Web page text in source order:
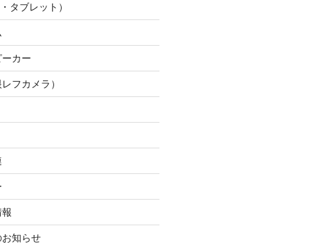
タブレット）
カー
フカメラ）
知らせ